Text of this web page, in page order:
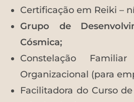
Certificação em Reiki –
Grupo de
Cósmica;
Constelação
Organizacional (para
Facilitadora do Curso